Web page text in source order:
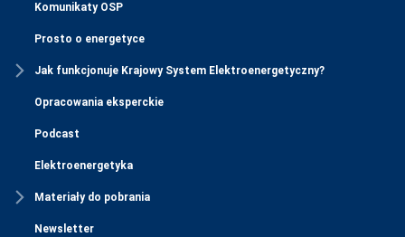
Komunikaty OSP
Prosto o energetyce
Jak funkcjonuje Krajowy System Elektroenergetyczny?
Opracowania eksperckie
Podcast
Elektroenergetyka
Materiały do pobrania
Newsletter